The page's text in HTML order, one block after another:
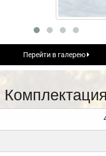
Перейти в галерею
Комплектация